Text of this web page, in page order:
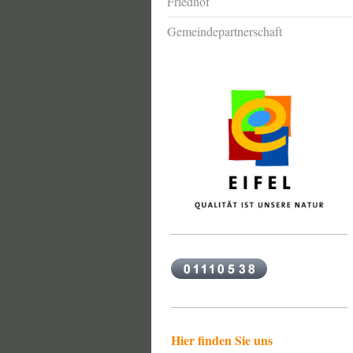
Gemeindepartnerschaft
Hier finden Sie uns